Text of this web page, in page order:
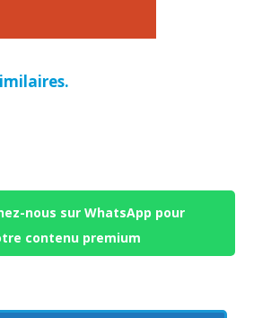
nous sur WhatsApp pour
contenu premium